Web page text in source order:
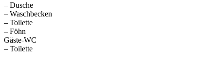
– Dusche
– Waschbecken
– Toilette
– Föhn
Gäste-WC
– Toilette